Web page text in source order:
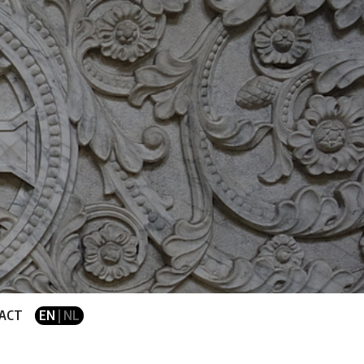
EN | NL